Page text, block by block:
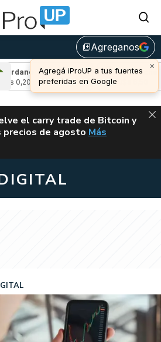
library_addAgreganos
×
Agregá iProUP a tus fuentes
preferidas en Google
(5,49%)
Avalanche
u$s 6,50
ALERTA
el carry trade de Bitcoin y
de agosto VUELVE EL
Más